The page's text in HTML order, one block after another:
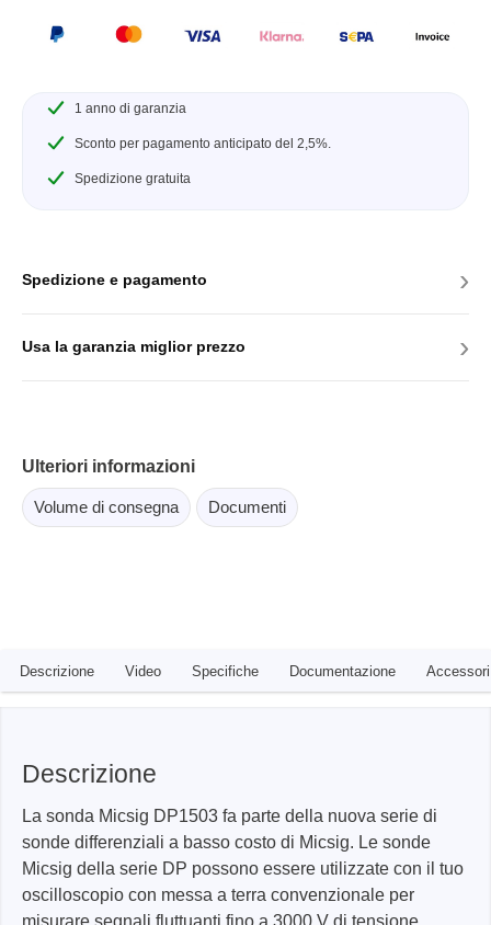
1 anno di garanzia
Sconto per pagamento anticipato del 2,5%.
Spedizione gratuita
Spedizione e pagamento ›
Usa la garanzia miglior prezzo ›
Ulteriori informazioni
Volume di consegna Documenti
Descrizione Video Specifiche Documentazione Accessori
Descrizione
La sonda Micsig DP1503 fa parte della nuova serie di
sonde differenziali a basso costo di Micsig. Le sonde
Micsig della serie DP possono essere utilizzate con il tuo
oscilloscopio con messa a terra convenzionale per
misurare segnali fluttuanti fino a 3000 V di tensione